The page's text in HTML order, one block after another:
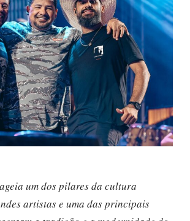
um dos pilares da cultura
artistas e uma das principais